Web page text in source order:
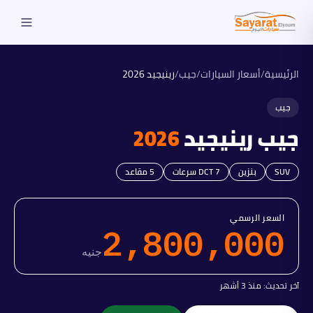
الرئيسية/أسعار السيارات/جيب/رينيجيد2026
جيب
جيبرينيجيد2026
SUV بنزين DCT 7 سرعات 5مقاعد
السعر الرسمي
2,800,000جنيه
آخر تحديث:منذ 3 أشهر